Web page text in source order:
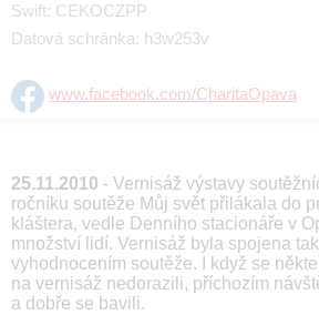
Swift: CEKOCZPP
Datová schránka: h3w253v
www.facebook.com/CharitaOpava
25.11.2010 - Vernisáž výstavy
ročníku soutěže Můj svět přilákala do
kláštera, vedle Denního stacionáře v
množství lidí. Vernisáž byla spojena
vyhodnocením soutěže. I když se
na vernisáž nedorazili, příchozím
a dobře se bavili.